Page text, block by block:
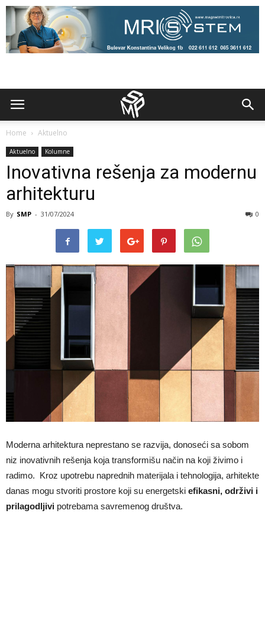
Home Aktuelno
Aktuelno Kolumne
Inovativna rešenja za modernu
arhitekturu
By SMP - 31/07/2024 0
Moderna arhitektura neprestano se razvija, donoseći sa sobom
niz inovativnih rešenja koja transformišu način na koji živimo i
radimo. Kroz upotrebu naprednih materijala i tehnologija, arhitekte
danas mogu stvoriti prostore koji su energetski efikasni, održivi i
prilagodljivi potrebama savremenog društva.